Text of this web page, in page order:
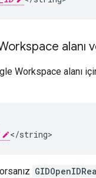
alanı
Workspace alanı
</string>